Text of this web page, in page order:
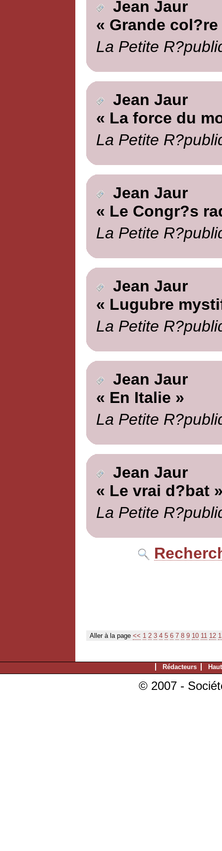
Jean Jaur
« Grande col?re
La Petite
Jean Jaur
« La force du
La Petite
Jean Jaur
« Le Congr?s
La Petite
Jean Jaur
« Lugubre
La Petite
Jean Jaur
« En Italie »
La Petite
Jean Jaur
« Le vrai d?bat
La Petite
Aller à la page << 1 2 3 4 5 6 7 8 9 10 11 12
Rédacteurs
© 2007 -